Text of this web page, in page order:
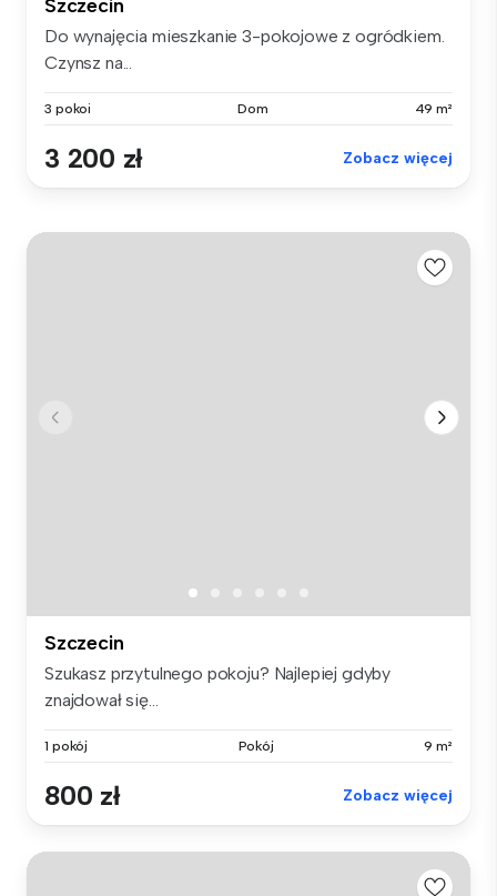
Szczecin
Do wynajęcia mieszkanie 3-pokojowe z ogródkiem.
Czynsz na...
3 pokoi Dom 49 m²
3 200 zł Zobacz więcej
Szczecin
Szukasz przytulnego pokoju? Najlepiej gdyby
znajdował się...
1 pokój Pokój 9 m²
800 zł Zobacz więcej